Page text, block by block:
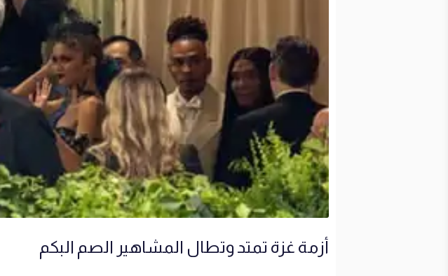
أزمة غزة تمتد وتطال المشاهير الصم البكم